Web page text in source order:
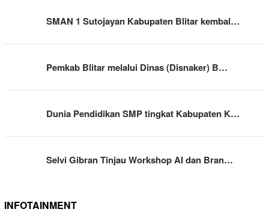
SMAN 1 Sutojayan Kabupaten Blitar kembal…
Pemkab Blitar melalui Dinas (Disnaker) B…
Dunia Pendidikan SMP tingkat Kabupaten K…
Selvi Gibran Tinjau Workshop AI dan Bran…
INFOTAINMENT